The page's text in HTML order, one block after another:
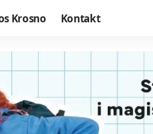
Krosno Kontakt